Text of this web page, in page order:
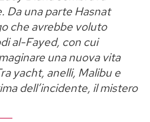
del 2025, però, ad
erano state soltanto le
si erano
immagini diventate
allora come parte
loro complicità.
Da una parte Hasnat
che avrebbe voluto
al-Fayed, con cui
una nuova vita
yacht, anelli, Malibu e
dell’incidente, il mistero